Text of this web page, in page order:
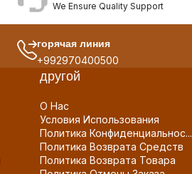
We Ensure Quality Support
горячая линия
+992970400500
другой
О Нас
Условия Использования
Политика Конфиденциальнос...
Политика Возврата Средств
Политика Возврата Товара